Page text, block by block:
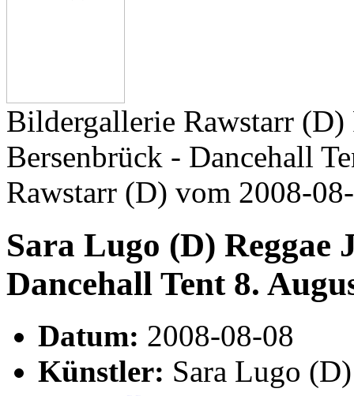
Bildergallerie Rawstarr (D)
Bersenbrück - Dancehall
Rawstarr (D) vom 2008-
Sara Lugo (D) Reggae
Dancehall Tent 8.
Datum: 2008-08-08
Künstler: Sara Lugo (D)